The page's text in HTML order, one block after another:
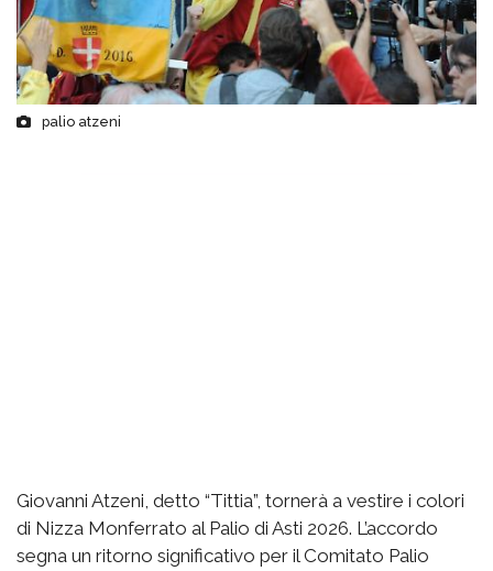
palio atzeni
Giovanni Atzeni, detto “Tittia”, tornerà a vestire i colori
di Nizza Monferrato al Palio di Asti 2026. L’accordo
segna un ritorno significativo per il Comitato Palio